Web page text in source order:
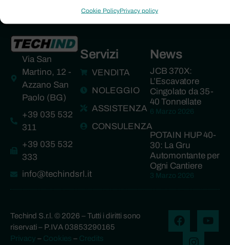
Cookie PolicyPrivacy policy
Via San
Martino, 12 -
Azzano San
Paolo (BG)
+39 035 532
311
+39 035 532
333
info@techindsrl.it
Servizi
VENDITA
NOLEGGIO
ASSISTENZA
CONSULENZA
News
JCB 370X:
L’Escavatore
Cingolato da 35-
40 Tonnellate
6 Marzo 2026
POTAIN HUP 40-
30: La Gru
Automontante per
Ogni Cantiere
3 Marzo 2026
Techind S.r.l. © 2026 – Tutti i diritti sono
riservati – P.IVA 03853290165
Privacy – Cookies – Credits